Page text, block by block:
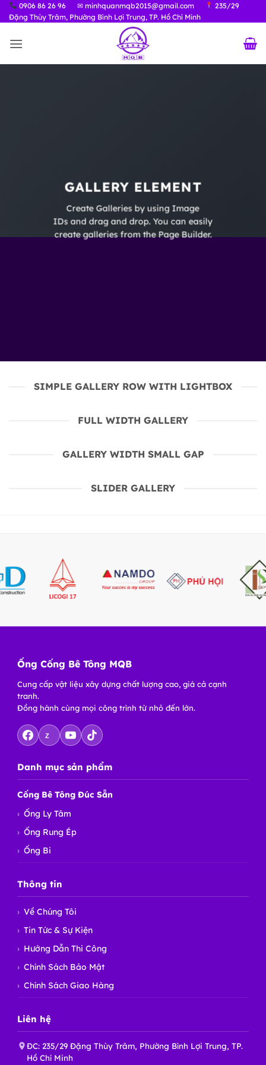
Bỏ
qua
dung
0906 86 26 96 ✉ minhquanmqb2015@gmail.com
235/29
Đặng Thùy Trâm, Phường Bình Lợi Trung, TP. Hồ Chí Minh
GALLERY ELEMENT
Create Galleries by using Image
IDs and drag and drop. You can easily
create galleries from the Page Builder.
SIMPLE GALLERY ROW WITH LIGHTBOX
FULL WIDTH GALLERY
GALLERY WIDTH SMALL GAP
SLIDER GALLERY
Ống Cống Bê Tông MQB
Cung cấp vật liệu xây dựng chất lượng cao, giá cả cạnh
tranh.
Đồng hành cùng mọi công trình từ nhỏ đến lớn.
Z
Danh mục sản phẩm
Cống Bê Tông Đúc Sẵn
Ống Ly Tâm
Ống Rung Ép
Ống Bi
Thông tin
Về Chúng Tôi
Tin Tức & Sự Kiện
Hướng Dẫn Thi Công
Chính Sách Bảo Mật
Chính Sách Giao Hàng
Liên hệ
ĐC: 235/29 Đặng Thùy Trâm, Phường Bình Lợi Trung, TP.
Hồ Chí Minh